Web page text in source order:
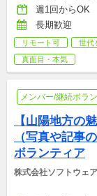
週1回からOK
長期歓迎
リモート可 世代
真面目・本気
メンバー/継続ボラ
【山陽地方の
（写真や記事
ボランティア
株式会社ソフトウェ